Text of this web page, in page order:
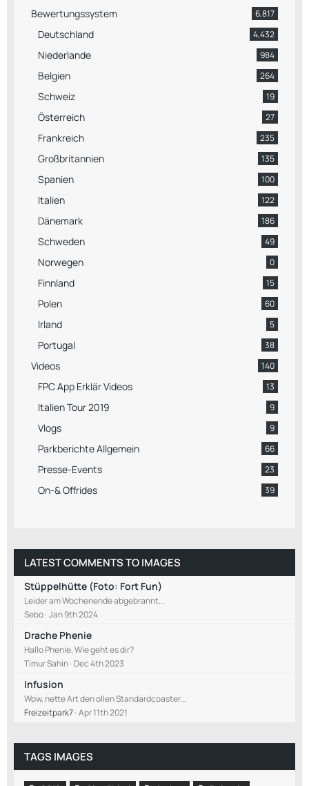
Bewertungssystem 6,817
Deutschland 4,432
Niederlande 984
Belgien 264
Schweiz 19
Österreich 27
Frankreich 235
Großbritannien 135
Spanien 100
Italien 122
Dänemark 186
Schweden 49
Norwegen 0
Finnland 15
Polen 60
Irland 5
Portugal 38
Videos 140
FPC App Erklär Videos 13
Italien Tour 2019 9
Vlogs 9
Parkberichte Allgemein 66
Presse-Events 23
On-& Offrides 39
LATEST COMMENTS TO IMAGES
Stüppelhütte (Foto: Fort Fun)
Leider am Wochenende abgebrannt...
Sebo Jan 9th 2024
Drache Phenie
Hallo Phenie, Wie geht es dir?
Timur Sahin Dec 4th 2023
Infusion
Wow, nette Art den ollen Standardcoaster…
Freizeitpark7 Apr 11th 2021
TAGS IMAGES